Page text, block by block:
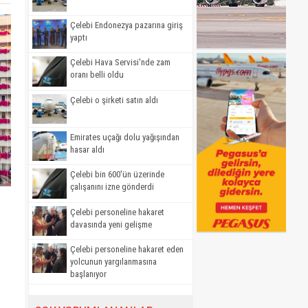
Çelebi Endonezya pazarına giriş
yaptı
Çelebi Hava Servisi'nde zam
oranı belli oldu
Çelebi o şirketi satın aldı
Emirates uçağı dolu yağışından
hasar aldı
Çelebi bin 600'ün üzerinde
çalışanını izne gönderdi
Çelebi personeline hakaret
davasında yeni gelişme
Çelebi personeline hakaret eden
yolcunun yargılanmasına
başlanıyor